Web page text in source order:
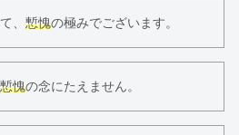
、 慙愧の極みでございます。
慙愧の念にたえません。